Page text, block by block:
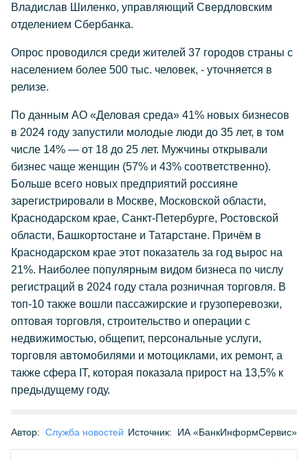
Владислав Шиленко, управляющий Свердловским
отделением Сбербанка.
Опрос проводился среди жителей 37 городов страны с
населением более 500 тыс. человек, - уточняется в
релизе.
По данным АО «Деловая среда» 41% новых бизнесов
в 2024 году запустили молодые люди до 35 лет, в том
числе 14% — от 18 до 25 лет. Мужчины открывали
бизнес чаще женщин (57% и 43% соответственно).
Больше всего новых предприятий россияне
зарегистрировали в Москве, Московской области,
Краснодарском крае, Санкт-Петербурге, Ростовской
области, Башкортостане и Татарстане. Причём в
Краснодарском крае этот показатель за год вырос на
21%. Наиболее популярным видом бизнеса по числу
регистраций в 2024 году стала розничная торговля. В
топ-10 также вошли пассажирские и грузоперевозки,
оптовая торговля, строительство и операции с
недвижимостью, общепит, персональные услуги,
торговля автомобилями и мотоциклами, их ремонт, а
также сфера IT, которая показала прирост на 13,5% к
предыдущему году.
Автор: Служба новостей Источник: ИА «БанкИнформСервис»